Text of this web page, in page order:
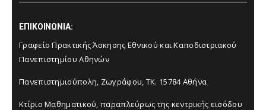
ΕΠΙΚΟΙΝΩΝΙΑ:
Γραφείο Πρακτικής Άσκησης Εθνικού και Καποδιστριακού
Πανεπιστημίου Αθηνών
Πανεπιστημιούπολη, Ζωγράφου, ΤΚ. 15784 Αθήνα
Κτίριο Μαθηματικού, παραπλεύρως της κεντρικής εισόδου